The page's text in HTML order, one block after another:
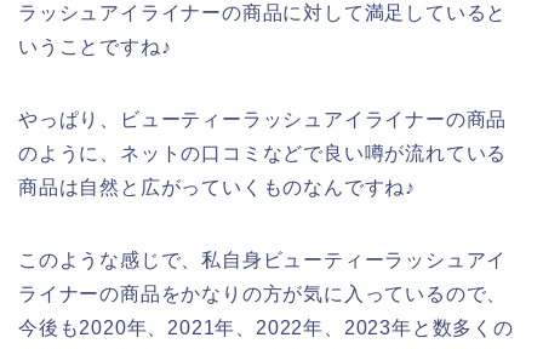
ラッシュアイライナーの商品に対して満足していると
いうことですね♪
やっぱり、ビューティーラッシュアイライナーの商品
のように、ネットの口コミなどで良い噂が流れている
商品は自然と広がっていくものなんですね♪
このような感じで、私自身ビューティーラッシュアイ
ライナーの商品をかなりの方が気に入っているので、
今後も2020年、2021年、2022年、2023年と数多くの